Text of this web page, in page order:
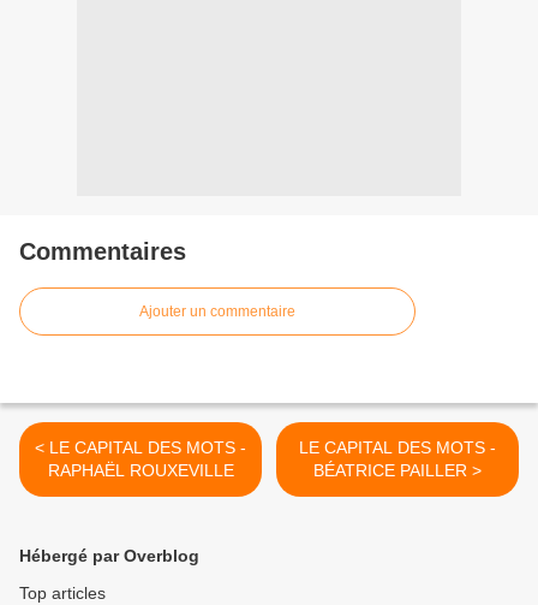
Commentaires
Ajouter un commentaire
< LE CAPITAL DES MOTS -
RAPHAËL ROUXEVILLE
LE CAPITAL DES MOTS -
BÉATRICE PAILLER >
Hébergé par Overblog
Top articles